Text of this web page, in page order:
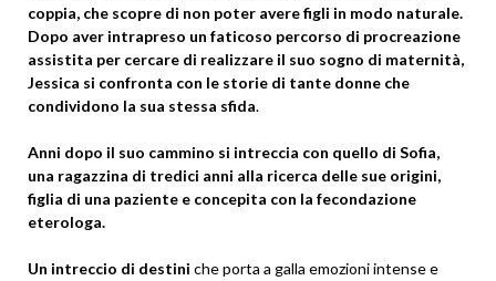
coppia, che scopre di non poter avere figli in modo naturale.
Dopo aver intrapreso un faticoso percorso di procreazione
assistita per cercare di realizzare il suo sogno di maternità,
Jessica si confronta con le storie di tante donne che
condividono la sua stessa sfida.
Anni dopo il suo cammino si intreccia con quello di Sofia,
una ragazzina di tredici anni alla ricerca delle sue origini,
figlia di una paziente e concepita con la fecondazione
eterologa.
Un intreccio di destini che porta a galla emozioni intense e